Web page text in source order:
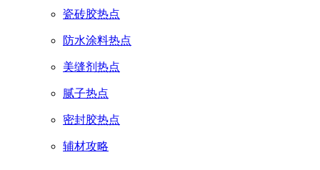
瓷砖胶热点
防水涂料热点
美缝剂热点
腻子热点
密封胶热点
辅材攻略